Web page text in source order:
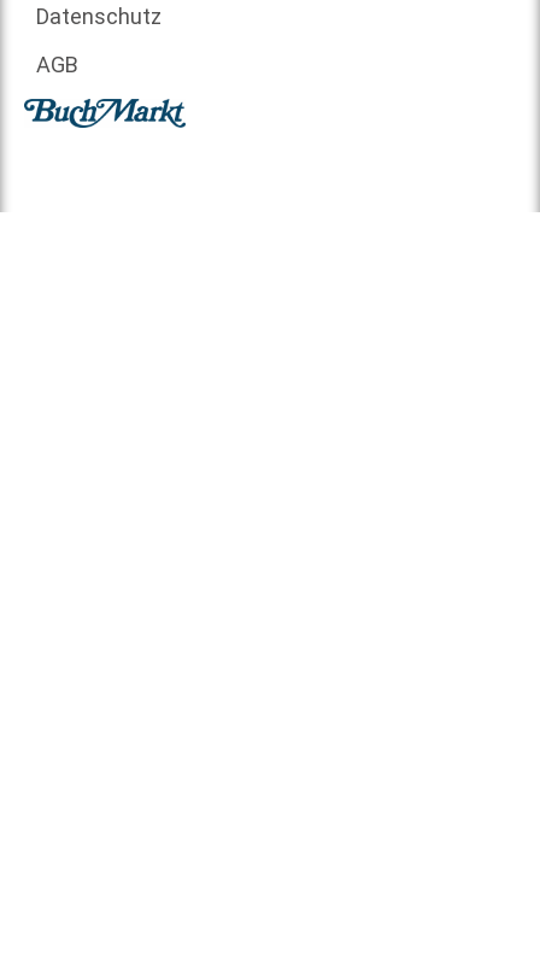
Datenschutz
AGB